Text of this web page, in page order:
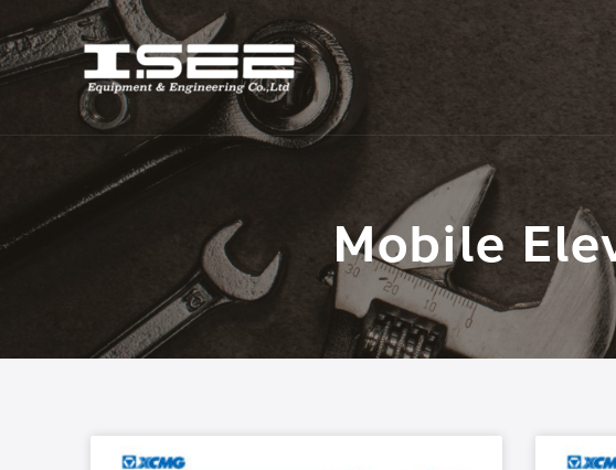
Mobile